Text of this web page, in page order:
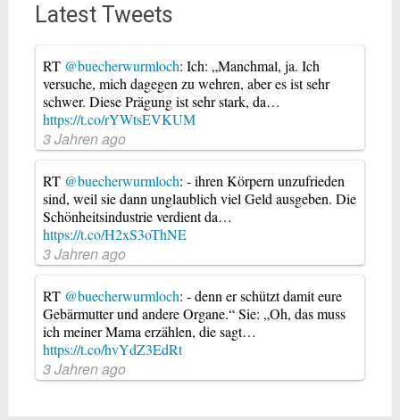
Latest Tweets
RT @buecherwurmloch: Ich: „Manchmal, ja. Ich
versuche, mich dagegen zu wehren, aber es ist sehr
schwer. Diese Prägung ist sehr stark, da…
https://t.co/rYWtsEVKUM
3 Jahren ago
RT @buecherwurmloch: - ihren Körpern unzufrieden
sind, weil sie dann unglaublich viel Geld ausgeben. Die
Schönheitsindustrie verdient da…
https://t.co/H2xS3oThNE
3 Jahren ago
RT @buecherwurmloch: - denn er schützt damit eure
Gebärmutter und andere Organe.“ Sie: „Oh, das muss
ich meiner Mama erzählen, die sagt…
https://t.co/hvYdZ3EdRt
3 Jahren ago